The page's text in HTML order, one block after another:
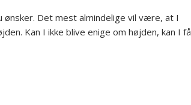
ønsker. Det mest almindelige vil være, at I
Kan I ikke blive enige om højden, kan I få